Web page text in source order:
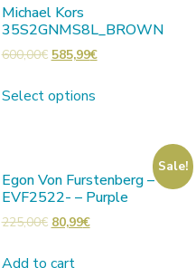
Michael Kors
35S2GNMS8L_BROWN
600,00€ 585,99€
Select options
Sale!
Egon Von Furstenberg –
EVF2522- – Purple
225,00€ 80,99€
Add to cart